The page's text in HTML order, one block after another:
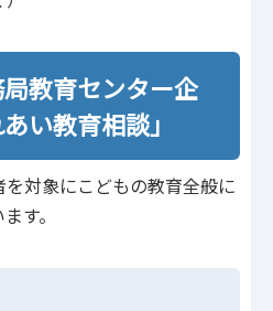
教育センター企
い教育相談」
対象にこどもの教育全般に
す。